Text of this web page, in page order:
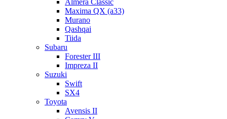
Almera Classic
Maxima QX (a33)
Murano
Qashqai
Tiida
Subaru
Forester III
Impreza II
Suzuki
Swift
SX4
Toyota
Avensis II